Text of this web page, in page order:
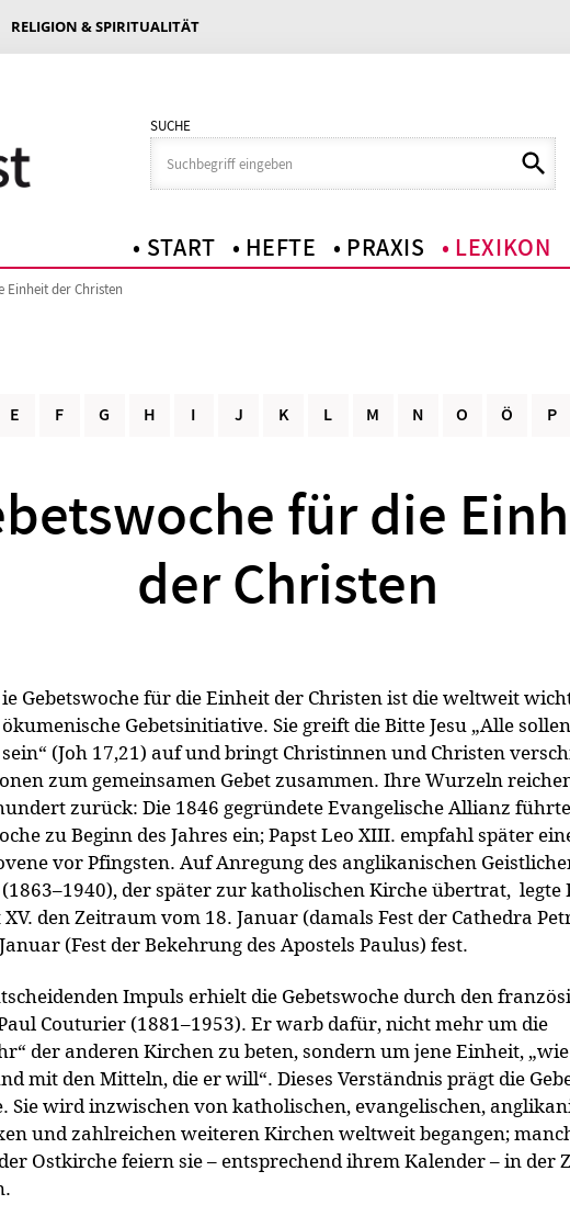
RELIGION & SPIRITUALITÄT
SUCHE
START HEFTE PRAXIS LEXIKON
Einheit der Christen
E F G H I J K L M N O Ö P
für die
der Christen
ie Gebetswoche für die Einheit der Christen ist die weltweit
ökumenische Gebetsinitiative. Sie greift die Bitte Jesu „Alle
sein“ (Joh 17,21) auf und bringt Christinnen und Christen
zum gemeinsamen Gebet zusammen. Ihre Wurzeln
zurück: Die 1846 gegründete Evangelische Allianz
zu Beginn des Jahres ein; Papst Leo XIII. empfahl später
vor Pfingsten. Auf Anregung des anglikanischen
der später zur katholischen Kirche übertrat, legte
den Zeitraum vom 18. Januar (damals Fest der Cathedra
(Fest der Bekehrung des Apostels Paulus) fest.
Impuls erhielt die Gebetswoche durch den
Couturier (1881–1953). Er warb dafür, nicht mehr um die
der anderen Kirchen zu beten, sondern um jene Einheit,
mit den Mitteln, die er will“. Dieses Verständnis prägt die
Sie wird inzwischen von katholischen, evangelischen,
und zahlreichen weiteren Kirchen weltweit begangen;
Ostkirche feiern sie – entsprechend ihrem Kalender – in der